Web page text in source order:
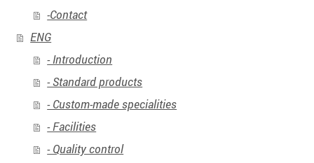
-Contact
ENG
- Introduction
- Standard products
- Custom-made specialities
- Facilities
- Quality control